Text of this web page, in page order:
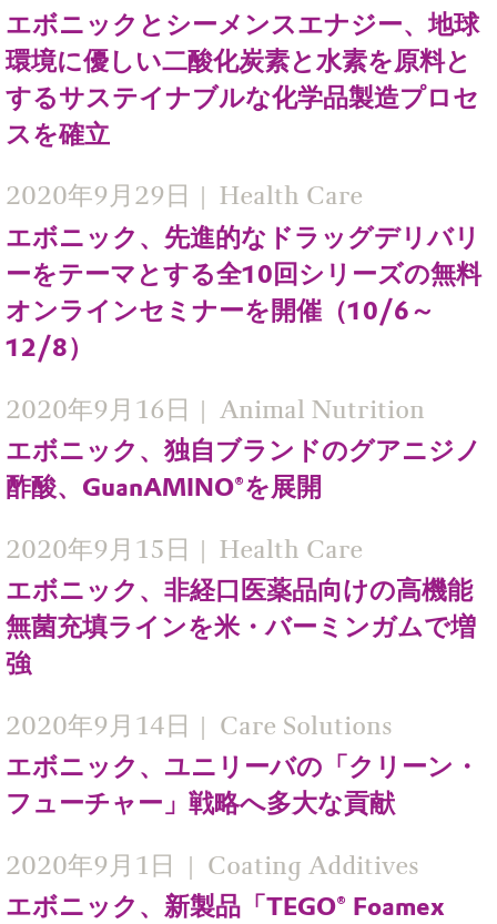
エボニックとシーメンスエナジー、地球
環境に優しい二酸化炭素と水素を原料と
するサステイナブルな化学品製造プロセ
スを確立
2020年9月29日
エボニック、先進的なドラッグデリバリ
ーをテーマとする全10回シリーズの無料
オンラインセミナーを開催（10/6～
12/8）
Health Care
2020年9月16日
エボニック、独自ブランドのグアニジノ
酢酸、GuanAMINO®を展開
Animal Nutrition
2020年9月15日
エボニック、非経口医薬品向けの高機能
無菌充填ラインを米・バーミンガムで増
強
Health Care
2020年9月14日
エボニック、ユニリーバの「クリーン・
フューチャー」戦略へ多大な貢献
Care Solutions
2020年9月1日
エボニック、新製品「TEGO® Foamex
Coating Additives